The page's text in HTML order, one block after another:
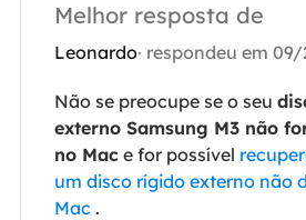
Melhor resposta de
Leonardo· respondeu em
Não se preocupe se o seu
externo Samsung M3 não
no Mace for possível
um disco rígido externo não
Mac .